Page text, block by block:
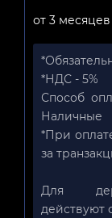
от 3 месяцев
*НДС - 5%
Способ
Наличные
*При
за
Для
действуют